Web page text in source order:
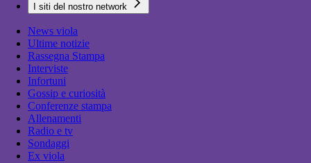
I siti del nostro network
News viola
Ultime notizie
Rassegna Stampa
Interviste
Infortuni
Gossip e curiosità
Conferenze stampa
Allenamenti
Radio e tv
Sondaggi
Ex viola